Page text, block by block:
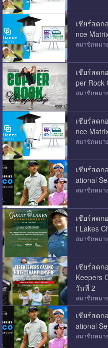
เชียร์สดก
nce
สมาชิกหมา
เชียร์สดก
per Rock
สมาชิกหมา
เชียร์สดก
nce
สมาชิกหมา
เชียร์สดก
ational
สมาชิกหมา
เชียร์สดก
t Lakes
สมาชิกหมา
เชียร์สดก
Keepers
วันที่ 2
สมาชิกหมา
เชียร์สดก
ational
สมาชิกหมา